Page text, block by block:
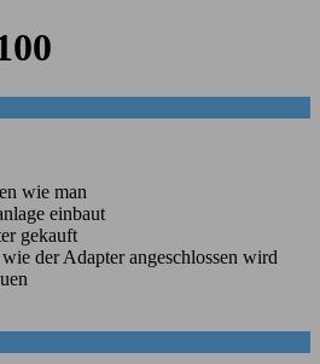
wie man
einbaut
gekauft
der Adapter angeschlossen wird